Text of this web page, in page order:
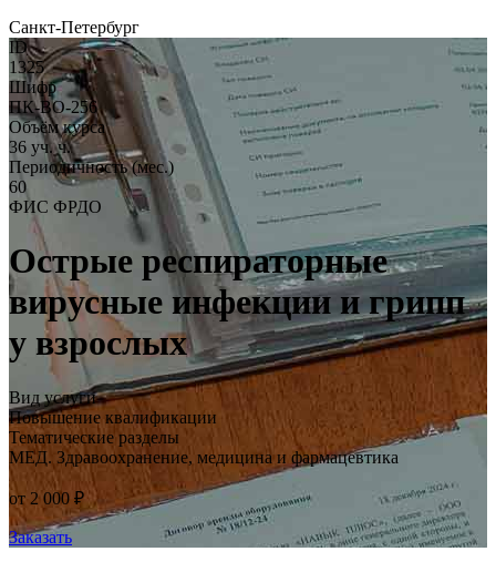
Санкт-Петербург
ID
1325
Шифр
ПК-ВО-256
Объём курса
36 уч. ч.
Периодичность (мес.)
60
ФИС ФРДО
Острые респираторные
вирусные инфекции и грипп
у взрослых
Вид услуги
Повышение квалификации
Тематические разделы
МЕД. Здравоохранение, медицина и фармацевтика
от 2 000 ₽
Заказать